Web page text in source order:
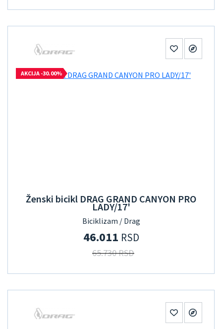
AKCIJA -30.00%
Ženski bicikl DRAG GRAND CANYON PRO
LADY/17'
Biciklizam / Drag
46.011 RSD
65.730 RSD